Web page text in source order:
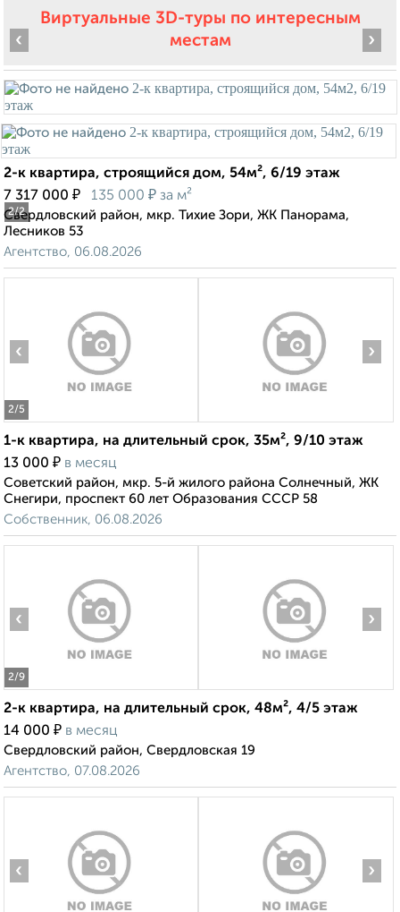
Виртуальные 3D-туры по интересным
местам
2/2
‹ ›
2-к квартира, строящийся дом, 54м², 6/19 этаж
7 317 000 ₽ 135 000 ₽ за м²
Свердловский район, мкр. Тихие Зори, ЖК Панорама,
Лесников 53
Агентство, 06.08.2026
2/5
‹ ›
1-к квартира, на длительный срок, 35м², 9/10 этаж
13 000 ₽ в месяц
Советский район, мкр. 5-й жилого района Солнечный, ЖК
Снегири, проспект 60 лет Образования СССР 58
Собственник, 06.08.2026
2/9
‹ ›
2-к квартира, на длительный срок, 48м², 4/5 этаж
14 000 ₽ в месяц
Свердловский район, Свердловская 19
Агентство, 07.08.2026
‹ ›